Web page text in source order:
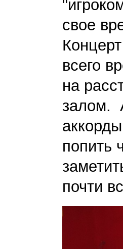
свое
всего
на
залом.
попить
почти